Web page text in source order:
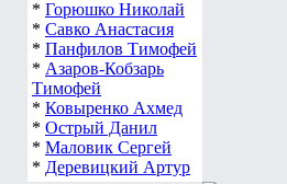
* Горюшко Николай
* Савко Анастасия
* Панфилов Тимофей
* Азаров-Кобзарь
Тимофей
* Ковыренко Ахмед
* Острый Данил
* Маловик Сергей
* Деревицкий Артур